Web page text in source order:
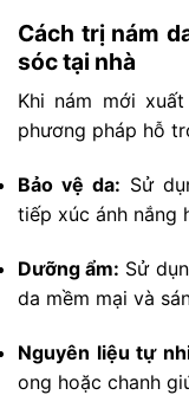
Cách trị nám
sóc tại nhà
Khi nám mới
phương pháp hỗ
Bảo vệ da: Sử
tiếp xúc ánh nắng
Dưỡng ẩm: Sử
da mềm mại và
Nguyên liệu tự
ong hoặc chanh